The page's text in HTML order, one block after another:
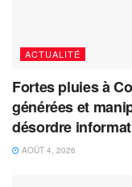
ACTUALITÉ
Fortes pluies à
générées et
désordre
AOÛT 4, 2026